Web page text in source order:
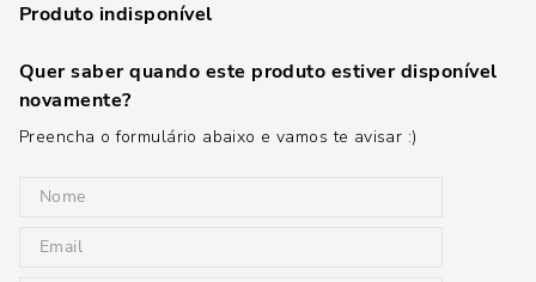
Produto indisponível
Quer saber quando este produto estiver disponível
novamente?
Preencha o formulário abaixo e vamos te avisar :)